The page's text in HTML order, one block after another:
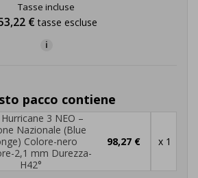
Tasse incluse
€tasse escluse
i
pacco contiene
Hurricane 3 NEO –
Nazionale (Blue
Colore-nero
2,1 mm Durezza-
H42°
98,27 € x 1